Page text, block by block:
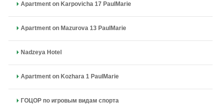
Apartment on Karpovicha 17 PaulMarie
Apartment on Mazurova 13 PaulMarie
Nadzeya Hotel
Apartment on Kozhara 1 PaulMarie
ГОЦОР по игровым видам спорта